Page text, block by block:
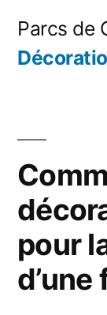
Parcs de
pour
d’une